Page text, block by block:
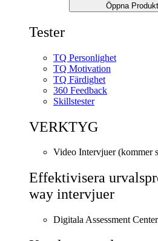
Öppna
Tester
TQ Personlighet
TQ Motivation
TQ Färdighet
360 Feedback
Skillstester
VERKTYG
Video Intervjuer (kommer
Effektivisera
way intervjuer
Digitala Assessment